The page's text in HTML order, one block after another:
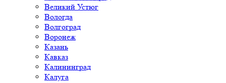
Великий Устюг
Вологда
Волгоград
Воронеж
Казань
Кавказ
Калининград
Калуга